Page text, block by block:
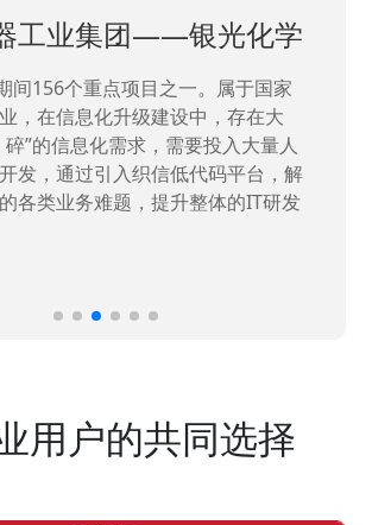
工业集团——银光化学
间156个重点项目之一。属于国家
，在信息化升级建设中，存在大
碎”的信息化需求，需要投入大量人
发，通过引入织信低代码平台，解
各类业务难题，提升整体的IT研发
用户的共同选择